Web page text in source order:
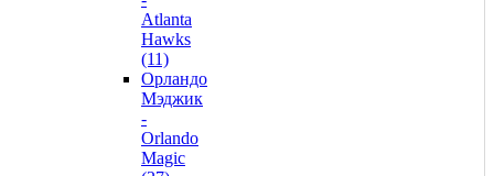
Atlanta
Hawks
(11)
Орландо
Мэджик
-
Orlando
Magic